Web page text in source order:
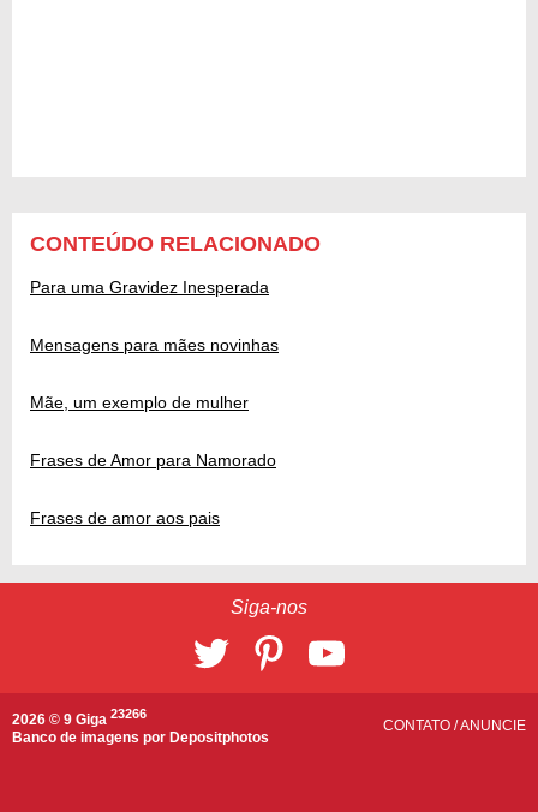
CONTEÚDO RELACIONADO
Para uma Gravidez Inesperada
Mensagens para mães novinhas
Mãe, um exemplo de mulher
Frases de Amor para Namorado
Frases de amor aos pais
Siga-nos
2026 © 9 Giga 23266
Banco de imagens por Depositphotos
CONTATO /ANUNCIE